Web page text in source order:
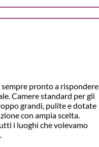
pronto a rispondere
Camere standard per gli
grandi, pulite e dotate
con ampia scelta.
i luoghi che volevamo